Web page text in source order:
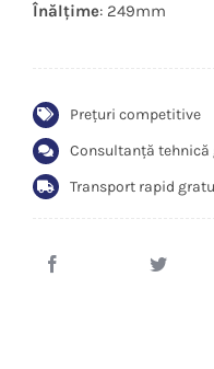
Înălțime: 249mm
Prețuri competitive
Consultanță
Transport rapid